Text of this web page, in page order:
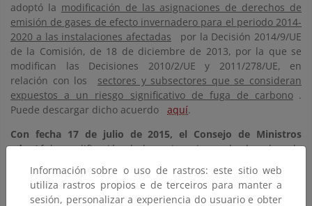
adoptó la modificación de las asignaciones de derechos de
emisión de gases de efecto invernadero para el periodo 2014-
2020 a las instalaciones afectadas
por la Decisión 2014/9/UE
de la Comisión, de 18 de diciembre de 2013, por la que se
modifican las Decisiones 2010/2/UE y 2011/278/UE, en
relación con los
sectores y subsectores que se consideran
expuestos a un riesgo significativo de fuga de carbono .
Puede descargar dicho acuerdo
aquí.
Con fecha 17 de julio de 2015, el Consejo de Ministros
adoptólamodificación de las asignaciones de derechos de
emisión de gases de efecto invernadero para el periodo 2015-
2020 a las instalaciones afectadaspor la Decisión
2014/746/UE de la Comisión, de 27 de octubre de 2014, que
Información sobre o uso de rastros: este sitio web
utiliza rastros propios e de terceiros para manter a
sesión, personalizar a experiencia do usuario e obter